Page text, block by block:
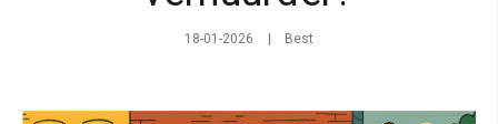
18-01-2026 Best